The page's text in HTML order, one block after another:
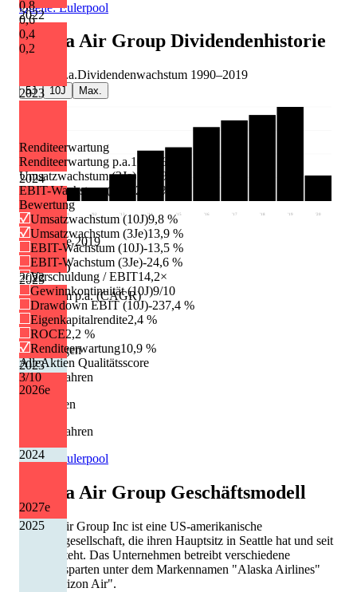
2022
2023
2024
2025
2026e
2027e
0,8
0,6
0,4
0,2
2022
2023
2024
2025
Renditeerwartung
Renditeerwartung p.a.10,9 %
Umsatzwachstum (3Je) 13,9 %
EBIT-Wachstum (3Je)
-24,6 %
Bewertung
Umsatzwachstum (10J)9,8 %
Umsatzwachstum (3Je)13,9 %
EBIT-Wachstum (10J)-13,5 %
EBIT-Wachstum (3Je)-24,6 %
Verschuldung / EBIT14,2×
Gewinnkontinuität (10J)9/10
Drawdown EBIT (10J)-237,4 %
Eigenkapitalrendite2,4 %
ROCE2,2 %
Renditeerwartung10,9 %
AlleAktien Qualitätsscore
3/10
Quelle: Eulerpool
Alaska Air Group Dividendenhistorie
p.a.Dividendenwachstum 1990–2019
5J 10J Max.
'90 '92 '13 '14 '15 '16 '17 '18 '19 '20
Dividende 2019
1.40 USD
Wachstum p.a. (CAGR)
+6,9 %
Erhöhungen
7 von 9 Jahren
Kürzungen
0 von 9 Jahren
Quelle: Eulerpool
Alaska Air Group Geschäftsmodell
Alaska Air Group Inc ist eine US-amerikanische
Luftfahrtgesellschaft, die ihren Hauptsitz in Seattle hat und seit
1944 besteht. Das Unternehmen betreibt verschiedene
Luftfahrtsparten unter dem Markennamen "Alaska Airlines"
und "Horizon Air".